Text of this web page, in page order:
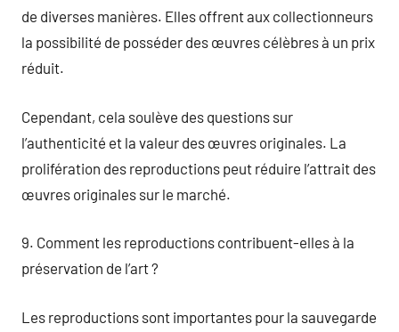
de diverses manières. Elles offrent aux collectionneurs
la possibilité de posséder des œuvres célèbres à un prix
réduit.
Cependant, cela soulève des questions sur
l’authenticité et la valeur des œuvres originales. La
prolifération des reproductions peut réduire l’attrait des
œuvres originales sur le marché.
9. Comment les reproductions contribuent-elles à la
préservation de l’art ?
Les reproductions sont importantes pour la sauvegarde